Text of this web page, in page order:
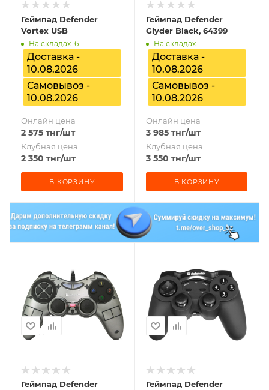
Геймпад Defender
Vortex USB
На складах: 6
Доставка -
10.08.2026
Самовывоз -
10.08.2026
Онлайн цена
2 575 тнг/шт
Клубная цена
2 350 тнг/шт
В КОРЗИНУ
Геймпад Defender
Glyder Black, 64399
На складах: 1
Доставка -
10.08.2026
Самовывоз -
10.08.2026
Онлайн цена
3 985тнг/шт
Клубная цена
3 550 тнг/шт
В КОРЗИНУ
Геймпад Defender
Геймпад Defender